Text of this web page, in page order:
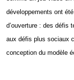
développements ont
d’ouverture : des défis
aux défis plus sociaux
conception du modèle